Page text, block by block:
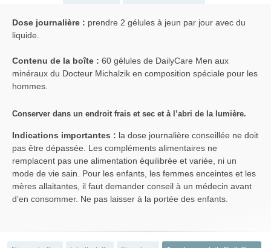
Dose journalière : prendre 2 gélules à jeun par jour avec du
liquide.
Contenu de la boîte : 60 gélules de DailyCare Men aux
minéraux du Docteur Michalzik en composition spéciale pour les
hommes.
Conserver dans un endroit frais et sec et à l’abri de la lumière.
Indications importantes : la dose journalière conseillée ne doit
pas être dépassée. Les compléments alimentaires ne
remplacent pas une alimentation équilibrée et variée, ni un
mode de vie sain. Pour les enfants, les femmes enceintes et les
mères allaitantes, il faut demander conseil à un médecin avant
d’en consommer. Ne pas laisser à la portée des enfants.